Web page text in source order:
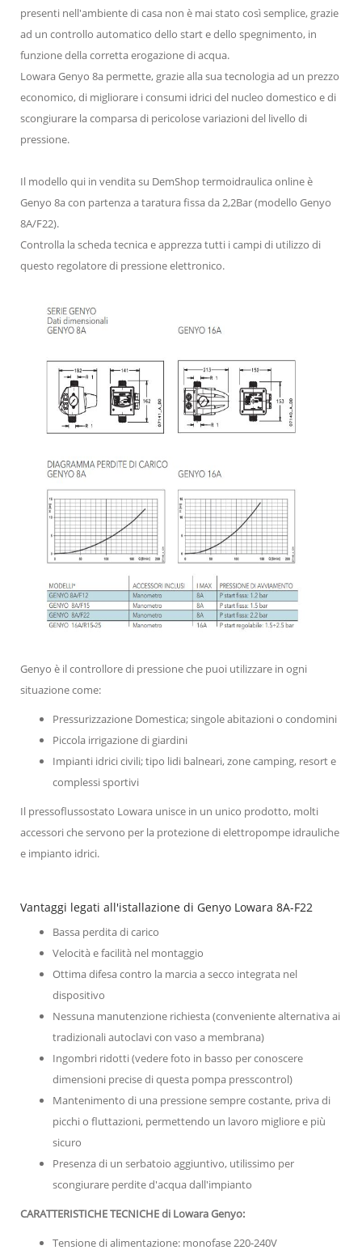
presenti nell'ambiente di casa non è mai stato così semplice, grazie
ad un controllo automatico dello start e dello spegnimento, in
funzione della corretta erogazione di acqua.
Lowara Genyo 8a permette, grazie alla sua tecnologia ad un prezzo
economico, di migliorare i consumi idrici del nucleo domestico e di
scongiurare la comparsa di pericolose variazioni del livello di
pressione.
Il modello qui in vendita su DemShop termoidraulica online è
Genyo 8a con partenza a taratura fissa da 2,2Bar (modello Genyo
8A/F22).
Controlla la scheda tecnica e apprezza tutti i campi di utilizzo di
questo regolatore di pressione elettronico.
Genyo è il controllore di pressione che puoi utilizzare in ogni
situazione come:
Pressurizzazione Domestica; singole abitazioni o condomini
Piccola irrigazione di giardini
Impianti idrici civili; tipo lidi balneari, zone camping, resort e
complessi sportivi
Il pressoflussostato Lowara unisce in un unico prodotto, molti
accessori che servono per la protezione di elettropompe idrauliche
e impianto idrici.
Vantaggi legati all'istallazione di Genyo Lowara 8A-F22
Bassa perdita di carico
Velocità e facilità nel montaggio
Ottima difesa contro la marcia a secco integrata nel
dispositivo
Nessuna manutenzione richiesta (conveniente alternativa ai
tradizionali autoclavi con vaso a membrana)
Ingombri ridotti (vedere foto in basso per conoscere
dimensioni precise di questa pompa presscontrol)
Mantenimento di una pressione sempre costante, priva di
picchi o fluttazioni, permettendo un lavoro migliore e più
sicuro
Presenza di un serbatoio aggiuntivo, utilissimo per
scongiurare perdite d'acqua dall'impianto
CARATTERISTICHE TECNICHE di Lowara Genyo:
Tensione di alimentazione: monofase 220-240V